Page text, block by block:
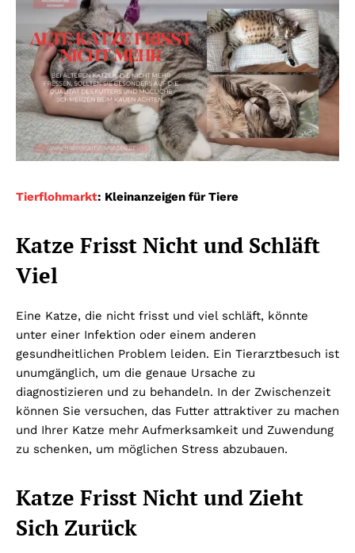
Tierflohmarkt: Kleinanzeigen für Tiere
Katze Frisst Nicht und Schläft
Viel
Eine Katze, die nicht frisst und viel schläft, könnte
unter einer Infektion oder einem anderen
gesundheitlichen Problem leiden. Ein Tierarztbesuch ist
unumgänglich, um die genaue Ursache zu
diagnostizieren und zu behandeln. In der Zwischenzeit
können Sie versuchen, das Futter attraktiver zu machen
und Ihrer Katze mehr Aufmerksamkeit und Zuwendung
zu schenken, um möglichen Stress abzubauen.
Katze Frisst Nicht und Zieht
Sich Zurück